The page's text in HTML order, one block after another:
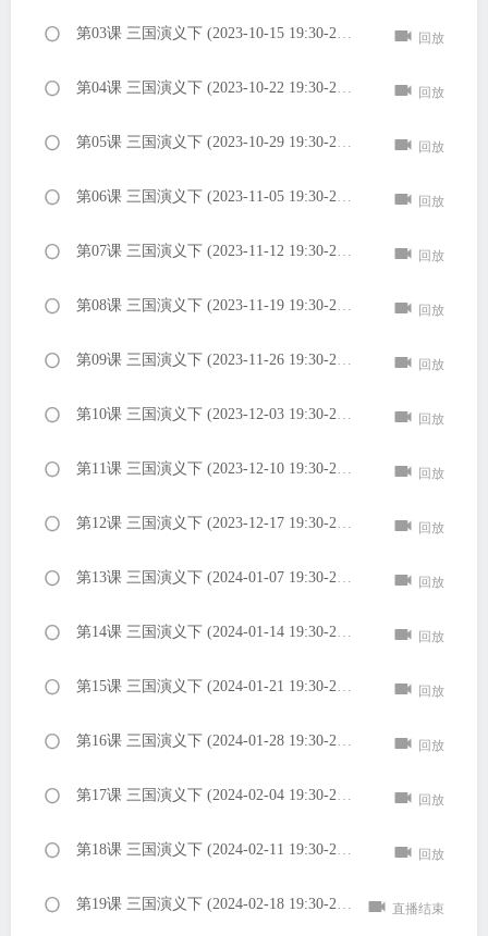
第03课 三国演义下 (2023-10-15 19:30-21:00 PM) 回放
第04课 三国演义下 (2023-10-22 19:30-21:00 PM) 回放
第05课 三国演义下 (2023-10-29 19:30-21:00 PM) 回放
第06课 三国演义下 (2023-11-05 19:30-21:00 PM) 回放
第07课 三国演义下 (2023-11-12 19:30-21:00 PM) 回放
第08课 三国演义下 (2023-11-19 19:30-21:00 PM) 回放
第09课 三国演义下 (2023-11-26 19:30-21:00 PM) 回放
第10课 三国演义下 (2023-12-03 19:30-21:00 PM) 回放
第11课 三国演义下 (2023-12-10 19:30-21:00 PM) 回放
第12课 三国演义下 (2023-12-17 19:30-21:00 PM) 回放
第13课 三国演义下 (2024-01-07 19:30-21:00 PM) 回放
第14课 三国演义下 (2024-01-14 19:30-21:00 PM) 回放
第15课 三国演义下 (2024-01-21 19:30-21:00 PM) 回放
第16课 三国演义下 (2024-01-28 19:30-21:00 PM) 回放
第17课 三国演义下 (2024-02-04 19:30-21:00 PM) 回放
第18课 三国演义下 (2024-02-11 19:30-21:00 PM) 回放
第19课 三国演义下 (2024-02-18 19:30-21:00 PM) 直播结束